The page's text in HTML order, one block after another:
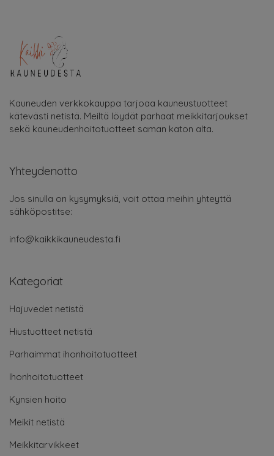
Kauneuden verkkokauppa tarjoaa kauneustuotteet
kätevästi netistä. Meiltä löydät parhaat meikkitarjoukset
sekä kauneudenhoitotuotteet saman katon alta.
Yhteydenotto
Jos sinulla on kysymyksiä, voit ottaa meihin yhteyttä
sähköpostitse:
info@kaikkikauneudesta.fi
Kategoriat
Hajuvedet netistä
Hiustuotteet netistä
Parhaimmat ihonhoitotuotteet
Ihonhoitotuotteet
Kynsien hoito
Meikit netistä
Meikkitarvikkeet